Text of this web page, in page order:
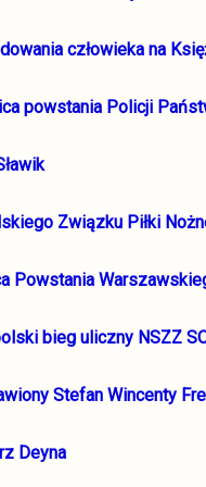
człowieka na
powstania Policji
Związku Piłki
Powstania
bieg uliczny NSZZ
Stefan Wincenty
Deyna